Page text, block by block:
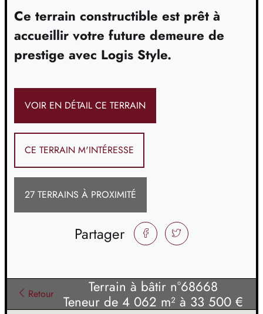
Ce terrain constructible est prêt à
accueillir votre future demeure de
prestige avec Logis Style.
VOIR EN DÉTAIL CE TERRAIN
CE TERRAIN M'INTÉRESSE
27 TERRAINS À PROXIMITÉ
Partager FACEBOOKTWITTER
Retour
Terrain à bâtir n°68668
Teneur de 4 062 m² à 33 500 €